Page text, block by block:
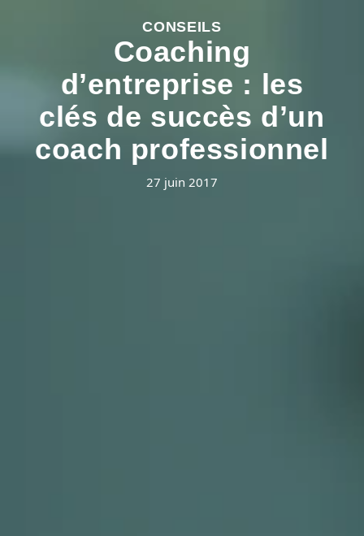
CONSEILS
Coaching
d’entreprise : les
clés de succès d’un
coach professionnel
27 juin 2017